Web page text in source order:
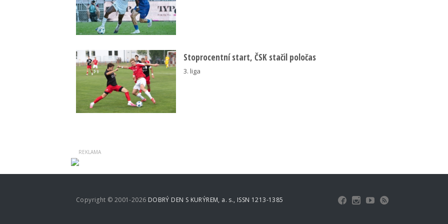
Stoprocentní start, ČSK stačil poločas
3. liga
Copyright © 2001-2026 DOBRÝ DEN S KURÝREM, a. s., ISSN 1213-1385